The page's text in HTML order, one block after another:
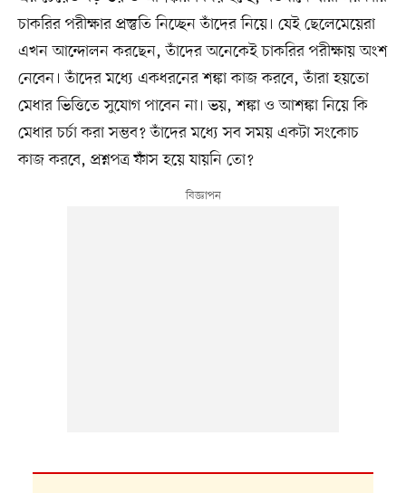
চাকরির পরীক্ষার প্রস্তুতি নিচ্ছেন তাঁদের নিয়ে। যেই ছেলেমেয়েরা
এখন আন্দোলন করছেন, তাঁদের অনেকেই চাকরির পরীক্ষায় অংশ
নেবেন। তাঁদের মধ্যে একধরনের শঙ্কা কাজ করবে, তাঁরা হয়তো
মেধার ভিত্তিতে সুযোগ পাবেন না। ভয়, শঙ্কা ও আশঙ্কা নিয়ে কি
মেধার চর্চা করা সম্ভব? তাঁদের মধ্যে সব সময় একটা সংকোচ
কাজ করবে, প্রশ্নপত্র ফাঁস হয়ে যায়নি তো?